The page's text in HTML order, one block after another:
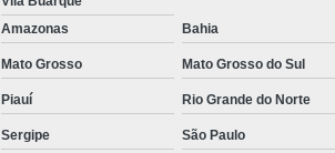
Rastreador de Caminhão Minas
Rastreador para Caminhão
Rastreador Satelital para Caminhões
Rastreamento de Caminhão Via Satélite
Amazonas Bahia
Mato Grosso Mato Grosso do Sul
Piauí Rio Grande do Norte
Sergipe São Paulo